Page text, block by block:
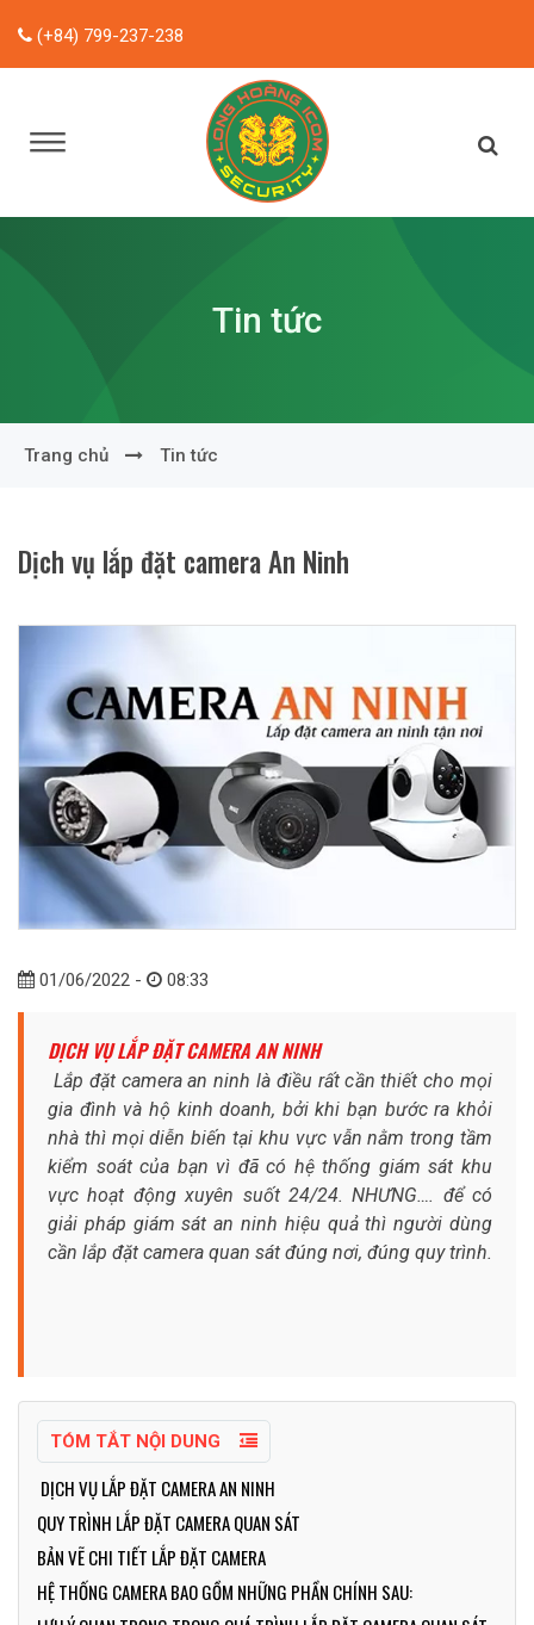
(+84) 799-237-238
Tin tức
Trang chủ Tin tức
Dịch vụ lắp đặt camera An Ninh
01/06/2022 - 08:33
DỊCH VỤ LẮP ĐẶT CAMERA AN NINH
Lắp đặt camera an ninh là điều rất cần thiết cho mọi
gia đình và hộ kinh doanh, bởi khi bạn bước ra khỏi
nhà thì mọi diễn biến tại khu vực vẫn nằm trong tầm
kiểm soát của bạn vì đã có hệ thống giám sát khu
vực hoạt động xuyên suốt 24/24. NHƯNG…. để có
giải pháp giám sát an ninh hiệu quả thì người dùng
cần lắp đặt camera quan sát đúng nơi, đúng quy trình.
TÓM TẮT NỘI DUNG
DỊCH VỤ LẮP ĐẶT CAMERA AN NINH
QUY TRÌNH LẮP ĐẶT CAMERA QUAN SÁT
BẢN VẼ CHI TIẾT LẮP ĐẶT CAMERA
HỆ THỐNG CAMERA BAO GỒM NHỮNG PHẦN CHÍNH SAU: